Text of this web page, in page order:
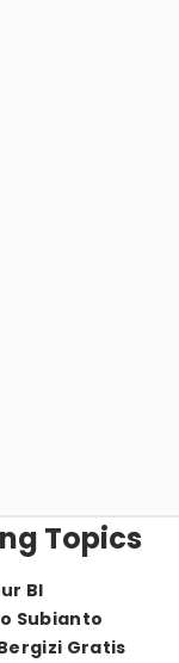
Topics
BI
Subianto
Gratis